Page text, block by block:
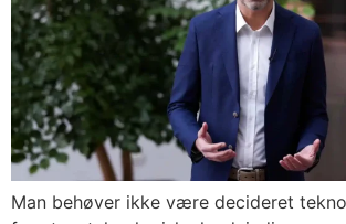
Man behøver ikke være decideret